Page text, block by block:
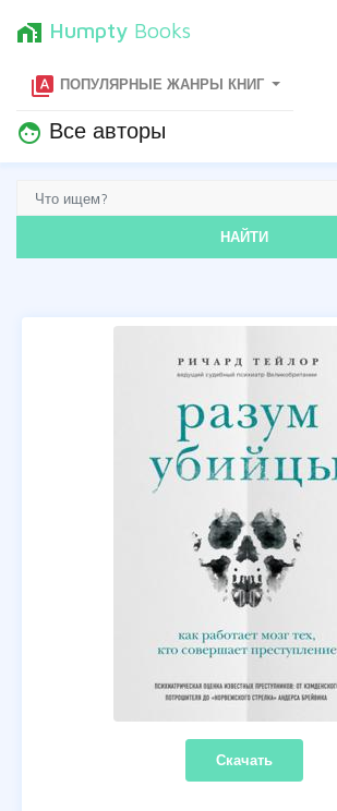
home_work Humpty Books
type_specimen ПОПУЛЯРНЫЕ ЖАНРЫ КНИГ
face Все авторы
НАЙТИ
Скачать